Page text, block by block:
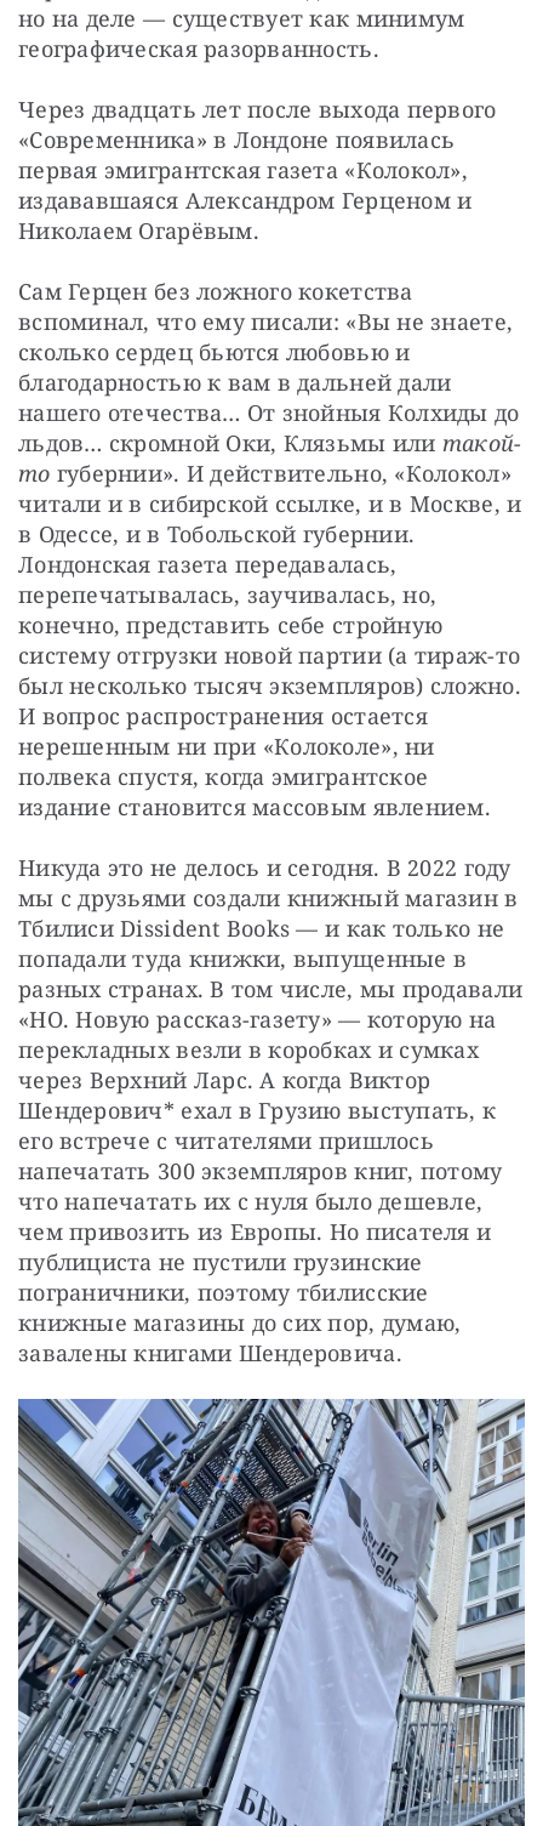
но на деле — существует как минимум
географическая разорванность.
Через двадцать лет после выхода первого
«Современника» в Лондоне появилась
первая эмигрантская газета «Колокол»,
издававшаяся Александром Герценом и
Николаем Огарёвым.
Сам Герцен без ложного кокетства
вспоминал, что ему писали: «Вы не знаете,
сколько сердец бьются любовью и
благодарностью к вам в дальней дали
нашего отечества… От знойныя Колхиды до
льдов… скромной Оки, Клязьмы или такой-
то губернии». И действительно, «Колокол»
читали и в сибирской ссылке, и в Москве, и
в Одессе, и в Тобольской губернии.
Лондонская газета передавалась,
перепечатывалась, заучивалась, но,
конечно, представить себе стройную
систему отгрузки новой партии (а тираж-то
был несколько тысяч экземпляров) сложно.
И вопрос распространения остается
нерешенным ни при «Колоколе», ни
полвека спустя, когда эмигрантское
издание становится массовым явлением.
Никуда это не делось и сегодня. В 2022 году
мы с друзьями создали книжный магазин в
Тбилиси Dissident Books — и как только не
попадали туда книжки, выпущенные в
разных странах. В том числе, мы продавали
«НО. Новую рассказ-газету» — которую на
перекладных везли в коробках и сумках
через Верхний Ларс. А когда Виктор
Шендерович* ехал в Грузию выступать, к
его встрече с читателями пришлось
напечатать 300 экземпляров книг, потому
что напечатать их с нуля было дешевле,
чем привозить из Европы. Но писателя и
публициста не пустили грузинские
пограничники, поэтому тбилисские
книжные магазины до сих пор, думаю,
завалены книгами Шендеровича.